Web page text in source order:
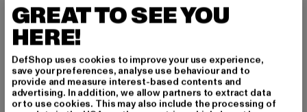
An welchen Produkten bist du interessiert?
MÄNNER
FRAUEN
GREAT TO SEE YOU
HERE!
DefShop uses cookies to improve your use experience,
save your preferences, analyse use behaviour and to
provide and measure interest-based contents and
advertising. In addition, we allow partners to extract data
or to use cookies. This may also include the processing of